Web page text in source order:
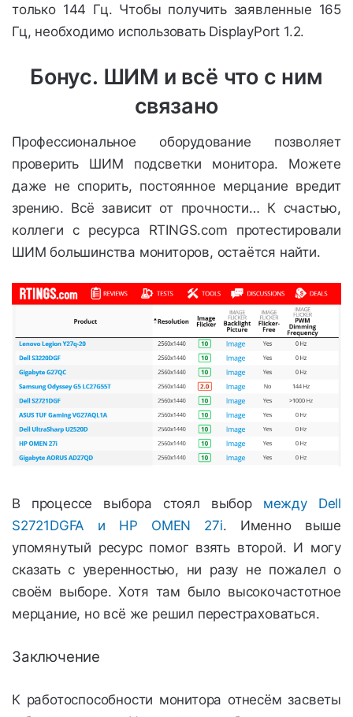
только 144 Гц. Чтобы получить заявленные 165
Гц, необходимо использовать DisplayPort 1.2.
Бонус. ШИМ и всё что с ним
связано
Профессиональное оборудование позволяет
проверить ШИМ подсветки монитора. Можете
даже не спорить, постоянное мерцание вредит
зрению. Всё зависит от прочности… К счастью,
коллеги с ресурса RTINGS.com протестировали
ШИМ большинства мониторов, остаётся найти.
В процессе выбора стоял выбор между Dell
S2721DGFA и HP OMEN 27i. Именно выше
упомянутый ресурс помог взять второй. И могу
сказать с уверенностью, ни разу не пожалел о
своём выборе. Хотя там было высокочастотное
мерцание, но всё же решил перестраховаться.
Заключение
К работоспособности монитора отнесём засветы